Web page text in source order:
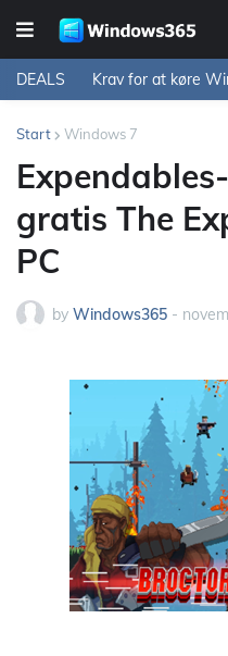
DEALS Krav for at køre
Start Windows 7
gratis The
PC
by Windows365 -